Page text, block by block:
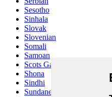
Sesotho
Sinhala
Slovak
Slovenian
Somali
Samoan
Scots Gaelic
Shona
Sindhi
Sundanese